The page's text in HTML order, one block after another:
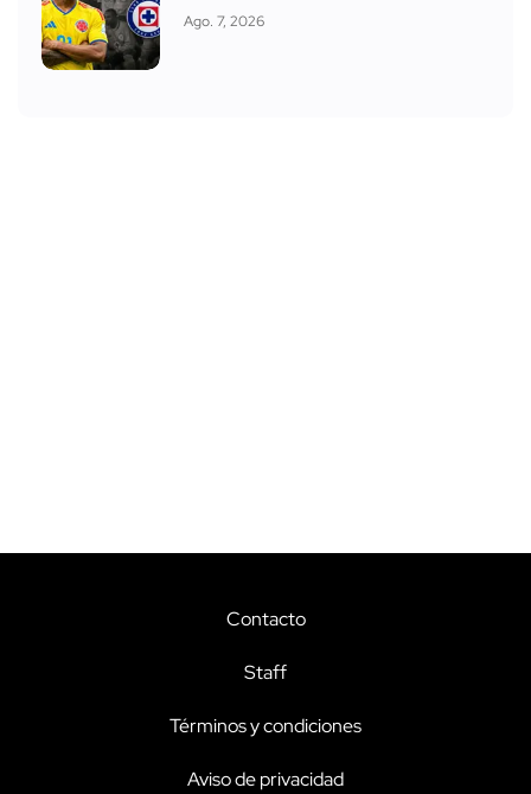
Ago. 7, 2026
Contacto
Staff
Términos y condiciones
Aviso de privacidad